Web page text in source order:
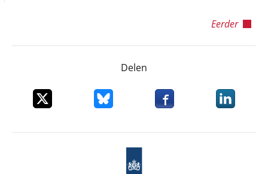
Eerder
Delen
Deel dit item op XDeel dit item op Bluesky
Deel dit item opDeel dit